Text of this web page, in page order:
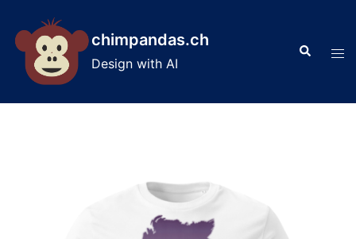
content
chimpandas.ch
Design with AI
Search